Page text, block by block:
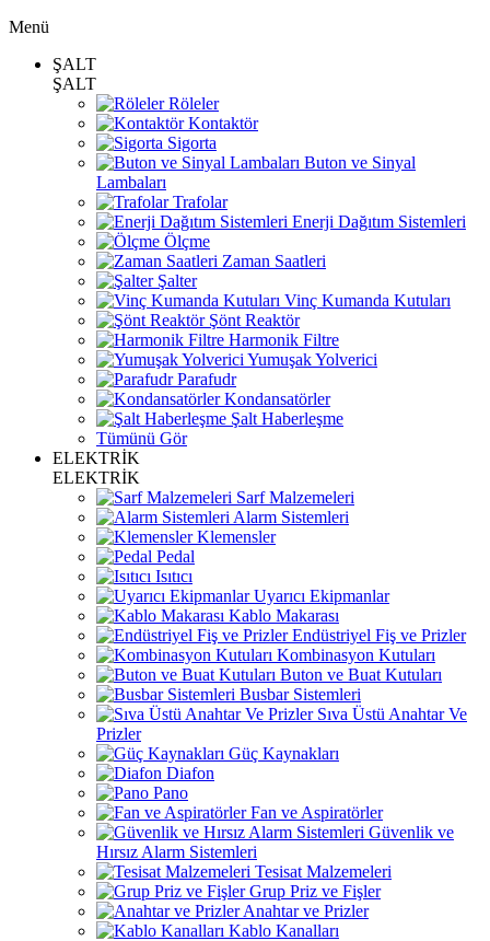
Menü
ŞALT
ŞALT
Röleler
Kontaktör
Sigorta
Buton ve Sinyal
Lambaları
Trafolar
Enerji Dağıtım Sistemleri
Ölçme
Zaman Saatleri
Şalter
Vinç Kumanda Kutuları
Şönt Reaktör
Harmonik Filtre
Yumuşak Yolverici
Parafudr
Kondansatörler
Şalt Haberleşme
Tümünü Gör
ELEKTRİK
ELEKTRİK
Sarf Malzemeleri
Alarm Sistemleri
Klemensler
Pedal
Isıtıcı
Uyarıcı Ekipmanlar
Kablo Makarası
Endüstriyel Fiş ve Prizler
Kombinasyon Kutuları
Buton ve Buat Kutuları
Busbar Sistemleri
Sıva Üstü Anahtar Ve
Prizler
Güç Kaynakları
Diafon
Pano
Fan ve Aspiratörler
Güvenlik ve
Hırsız Alarm Sistemleri
Tesisat Malzemeleri
Grup Priz ve Fişler
Anahtar ve Prizler
Kablo Kanalları